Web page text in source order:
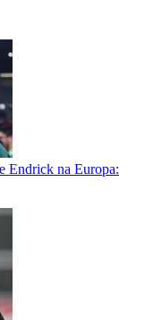
Endrick na Europa: